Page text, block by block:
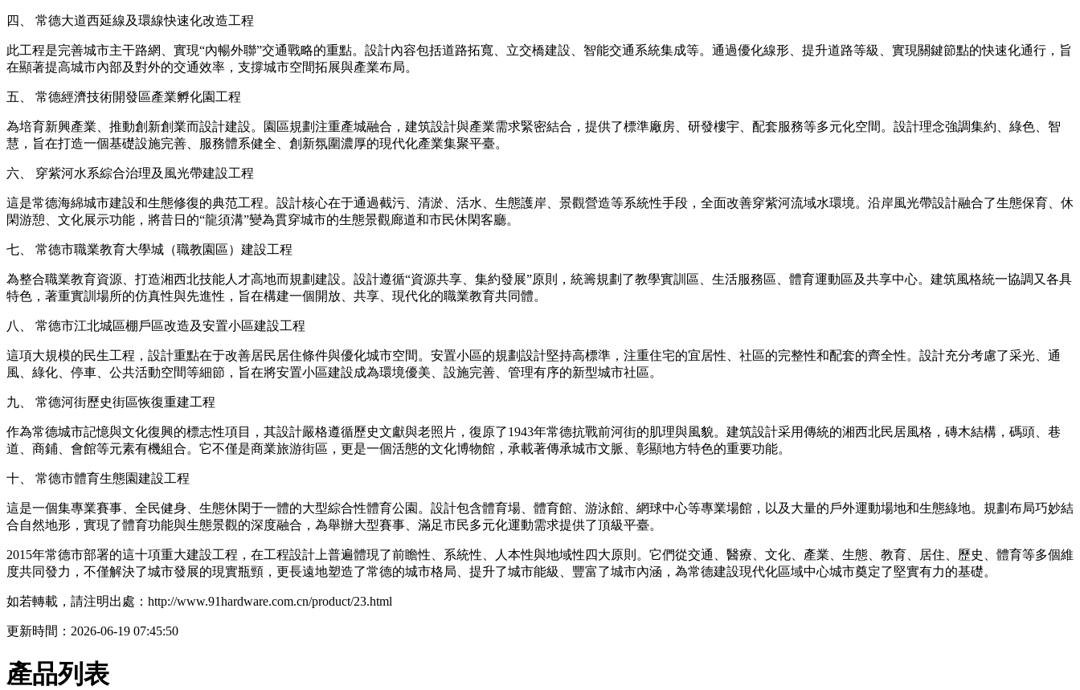
四、 常德大道西延線及環線快速化改造工程
此工程是完善城市主干路網、實現“內暢外聯”交通戰略的重點。設計內容包括道路拓寬、立交橋建設、智能交通系統集成等。通過優化線形、提升道路等級、實現關鍵節點的快速化通行，旨
在顯著提高城市內部及對外的交通效率，支撐城市空間拓展與產業布局。
五、 常德經濟技術開發區產業孵化園工程
為培育新興產業、推動創新創業而設計建設。園區規劃注重產城融合，建筑設計與產業需求緊密結合，提供了標準廠房、研發樓宇、配套服務等多元化空間。設計理念強調集約、綠色、智
慧，旨在打造一個基礎設施完善、服務體系健全、創新氛圍濃厚的現代化產業集聚平臺。
六、 穿紫河水系綜合治理及風光帶建設工程
這是常德海綿城市建設和生態修復的典范工程。設計核心在于通過截污、清淤、活水、生態護岸、景觀營造等系統性手段，全面改善穿紫河流域水環境。沿岸風光帶設計融合了生態保育、休
閑游憩、文化展示功能，將昔日的“龍須溝”變為貫穿城市的生態景觀廊道和市民休閑客廳。
七、 常德市職業教育大學城（職教園區）建設工程
為整合職業教育資源、打造湘西北技能人才高地而規劃建設。設計遵循“資源共享、集約發展”原則，統籌規劃了教學實訓區、生活服務區、體育運動區及共享中心。建筑風格統一協調又各具
特色，著重實訓場所的仿真性與先進性，旨在構建一個開放、共享、現代化的職業教育共同體。
八、 常德市江北城區棚戶區改造及安置小區建設工程
這項大規模的民生工程，設計重點在于改善居民居住條件與優化城市空間。安置小區的規劃設計堅持高標準，注重住宅的宜居性、社區的完整性和配套的齊全性。設計充分考慮了采光、通
風、綠化、停車、公共活動空間等細節，旨在將安置小區建設成為環境優美、設施完善、管理有序的新型城市社區。
九、 常德河街歷史街區恢復重建工程
作為常德城市記憶與文化復興的標志性項目，其設計嚴格遵循歷史文獻與老照片，復原了1943年常德抗戰前河街的肌理與風貌。建筑設計采用傳統的湘西北民居風格，磚木結構，碼頭、巷
道、商鋪、會館等元素有機組合。它不僅是商業旅游街區，更是一個活態的文化博物館，承載著傳承城市文脈、彰顯地方特色的重要功能。
十、 常德市體育生態園建設工程
這是一個集專業賽事、全民健身、生態休閑于一體的大型綜合性體育公園。設計包含體育場、體育館、游泳館、網球中心等專業場館，以及大量的戶外運動場地和生態綠地。規劃布局巧妙結
合自然地形，實現了體育功能與生態景觀的深度融合，為舉辦大型賽事、滿足市民多元化運動需求提供了頂級平臺。
2015年常德市部署的這十項重大建設工程，在工程設計上普遍體現了前瞻性、系統性、人本性與地域性四大原則。它們從交通、醫療、文化、產業、生態、教育、居住、歷史、體育等多個維
度共同發力，不僅解決了城市發展的現實瓶頸，更長遠地塑造了常德的城市格局、提升了城市能級、豐富了城市內涵，為常德建設現代化區域中心城市奠定了堅實有力的基礎。
如若轉載，請注明出處：http://www.91hardware.com.cn/product/23.html
更新時間：2026-06-19 07:45:50
產品列表